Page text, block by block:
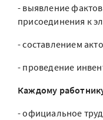
- выявление
присоединения к
- составлением
- проведение
Каждому
- официальное